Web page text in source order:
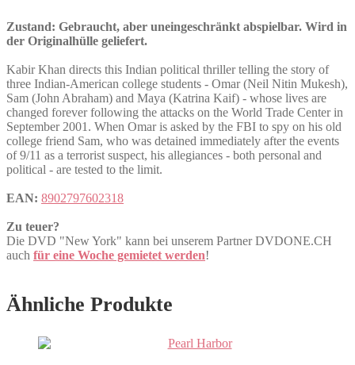
Zustand: Gebraucht, aber uneingeschränkt abspielbar. Wird in
der Originalhülle geliefert.
Kabir Khan directs this Indian political thriller telling the story of
three Indian-American college students - Omar (Neil Nitin Mukesh),
Sam (John Abraham) and Maya (Katrina Kaif) - whose lives are
changed forever following the attacks on the World Trade Center in
September 2001. When Omar is asked by the FBI to spy on his old
college friend Sam, who was detained immediately after the events
of 9/11 as a terrorist suspect, his allegiances - both personal and
political - are tested to the limit.
EAN: 8902797602318
Zu teuer?
Die DVD "New York" kann bei unserem Partner DVDONE.CH
auch für eine Woche gemietet werden!
Ähnliche Produkte